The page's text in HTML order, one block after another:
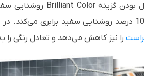
بودن گزینهBrilliant Color روشنایی
را نیز کاهش می‌دهد و تعادل رنگی